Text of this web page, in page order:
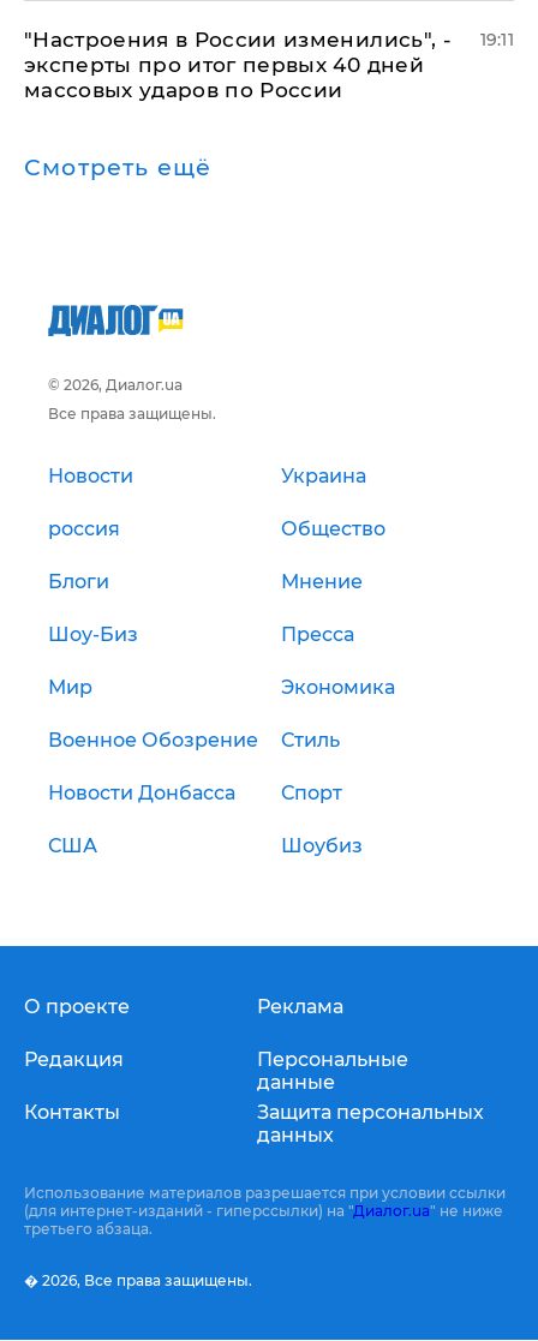
"Настроения в России изменились", -
эксперты про итог первых 40 дней
массовых ударов по России
19:11
Смотреть ещё
© 2026, Диалог.ua
Все права защищены.
Новости Украина
россия Общество
Блоги Мнение
Шоу-Биз Пресса
Мир Экономика
Военное Обозрение Стиль
Новости Донбасса Спорт
США Шоубиз
О проекте
Редакция
Контакты
Реклама
Персональные
данные
Защита персональных
данных
Использование материалов разрешается при условии ссылки
(для интернет-изданий - гиперссылки) на "Диалог.ua" не ниже
третьего абзаца.
� 2026, Все права защищены.